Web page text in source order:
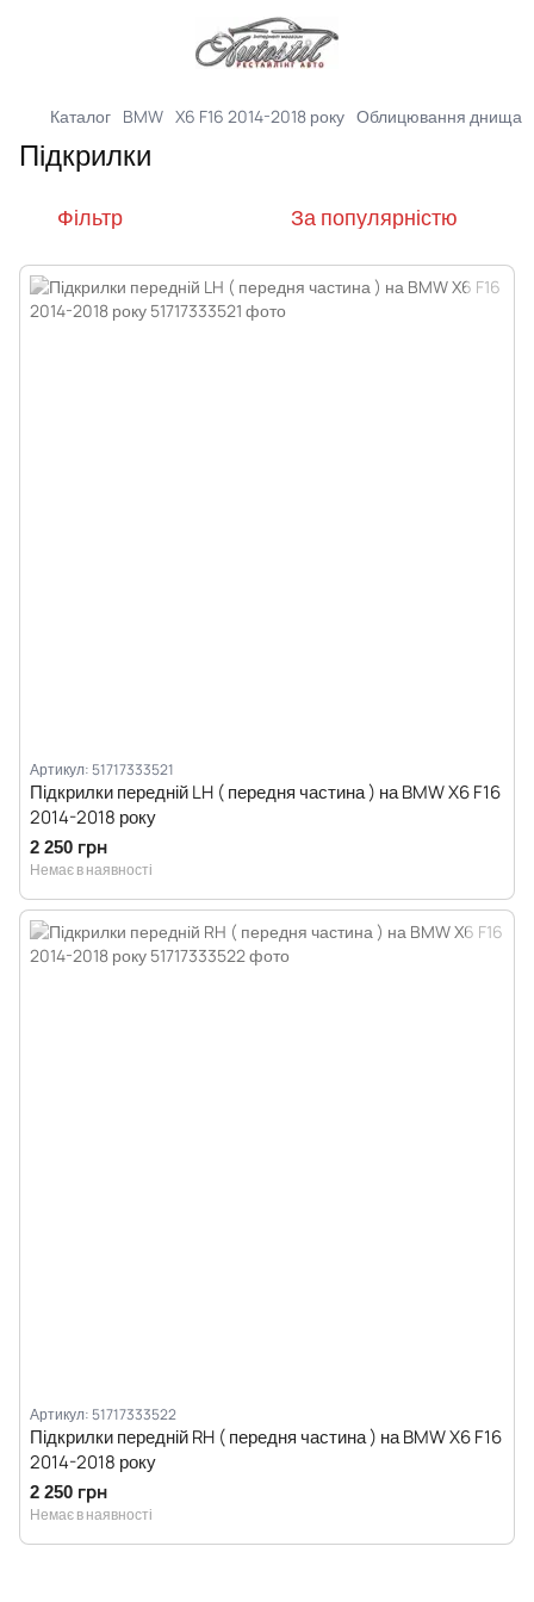
Каталог BMW X6 F16 2014-2018 року Облицювання днища
Підкрилки
Фільтр За популярністю
Артикул: 51717333521
Підкрилки передній LH ( передня частина ) на BMW X6 F16
2014-2018 року
2 250 грн
Немає в наявності
Артикул: 51717333522
Підкрилки передній RH ( передня частина ) на BMW X6 F16
2014-2018 року
2 250 грн
Немає в наявності